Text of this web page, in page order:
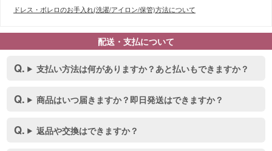
ドレス・ボレロのお手入れ(洗濯/アイロン/保管)方法について
配送・支払について
支払い方法は何がありますか？あと払いもできますか？
商品はいつ届きますか？即日発送はできますか？
返品や交換はできますか？